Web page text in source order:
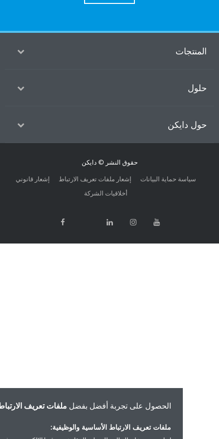
حقوق النشر © دايكن
إشعار قانوني
إشعار ملفات تعريف الارتباط
حماية البيانات
أخلاقيات الشركة
الحصول على تجربة أفضل بفضلملفات تعريف الارتباط
ملفات تعريف الارتباط الأساسية والوظيفية: